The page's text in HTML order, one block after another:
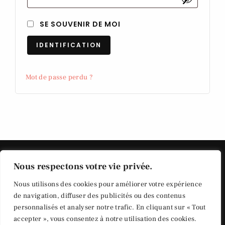
Nous respectons votre vie privée.
Nous utilisons des cookies pour améliorer votre expérience
de navigation, diffuser des publicités ou des contenus
personnalisés et analyser notre trafic. En cliquant sur « Tout
accepter », vous consentez à notre utilisation des cookies.
SE SOUVENIR DE MOI
IDENTIFICATION
Mot de passe perdu ?
Politique de vie privée
© Copyright Saumon